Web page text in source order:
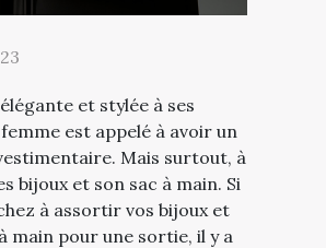
et stylée à ses
est appelé à avoir un
Mais surtout, à
bijoux et son sac à main. Si
à assortir vos bijoux et
main pour une sortie, il y a